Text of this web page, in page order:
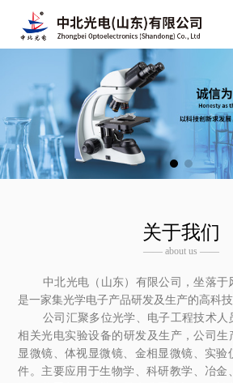
关于我们
—— about us ——
中北光电（山东）有限公司，坐落于
是一家集光学电子产品研发及生产的高科技
公司汇聚多位光学、电子工程技术人
相关光电实验设备的研发及生产，公司
显微镜、体视显微镜、金相显微镜、实验
件。主要应用于生物学、科研教学、冶金